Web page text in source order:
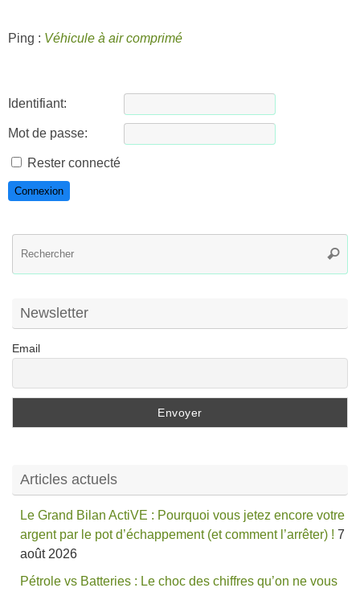
Ping : Véhicule à air comprimé
Identifiant:
Mot de passe:
Rester connecté
Connexion
Newsletter
Email
Articles actuels
Le Grand Bilan ActiVE : Pourquoi vous jetez encore votre
argent par le pot d’échappement (et comment l’arrêter) ! 7
août 2026
Pétrole vs Batteries : Le choc des chiffres qu’on ne vous